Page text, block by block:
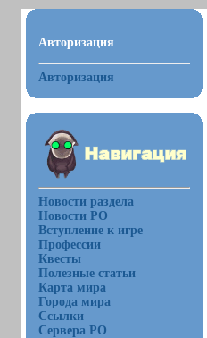
Авторизация
Авторизация
Новости раздела
Новости РО
Вступление к игре
Профессии
Квесты
Полезные статьи
Карта мира
Города мира
Ссылки
Сервера РО